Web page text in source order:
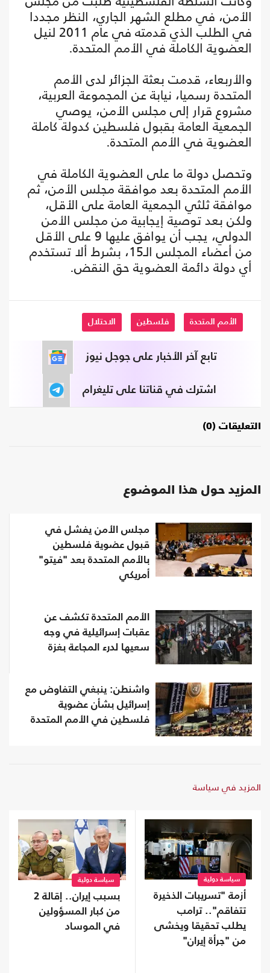
الأمن، في مطلع الشهر الجاري، النظر مجددا
في الطلب الذي قدمته في عام 2011 لنيل
العضوية الكاملة في الأمم المتحدة.
والأربعاء، قدمت بعثة الجزائر لدى الأمم
المتحدة رسميا، نيابة عن المجموعة العربية،
مشروع قرار إلى مجلس الأمن، يوصي
الجمعية العامة بقبول فلسطين كدولة كاملة
العضوية في الأمم المتحدة.
وتحصل دولة ما على العضوية الكاملة في
الأمم المتحدة بعد موافقة مجلس الأمن، ثم
موافقة ثلثي الجمعية العامة على الأقل،
ولكن بعد توصية إيجابية من مجلس الأمن
الدولي، يجب أن يوافق عليها 9 على الأقل
من أعضاء المجلس الـ15، بشرط ألا تستخدم
أي دولة دائمة العضوية حق النقض.
الأمم المتحدة فلسطين الاحتلال
تابع آخر الأخبار على جوجل نيوز
اشترك في قناتنا على تليغرام
التعليقات (0)
المزيد حول هذا الموضوع
مجلس الأمن يفشل في
قبول عضوية فلسطين
بالأمم المتحدة بعد "فيتو"
أمريكي
الأمم المتحدة تكشف عن
عقبات إسرائيلية في وجه
سعيها لدرء المجاعة بغزة
واشنطن: ينبغي التفاوض مع
إسرائيل بشأن عضوية
فلسطين في الأمم المتحدة
المزيد في سياسة
سياسة دولية
أزمة "تسريبات الذخيرة
تتفاقم".. ترامب
يطلب تحقيقا ويخشى
من "جرأة إيران"
سياسة دولية
بسبب إيران.. إقالة 2
من كبار المسؤولين
في الموساد